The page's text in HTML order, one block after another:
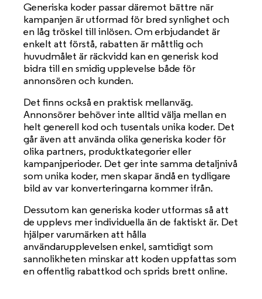
Generiska koder passar däremot bättre när
kampanjen är utformad för bred synlighet och
en låg tröskel till inlösen. Om erbjudandet är
enkelt att förstå, rabatten är måttlig och
huvudmålet är räckvidd kan en generisk kod
bidra till en smidig upplevelse både för
annonsören och kunden.
Det finns också en praktisk mellanväg.
Annonsörer behöver inte alltid välja mellan en
helt generell kod och tusentals unika koder. Det
går även att använda olika generiska koder för
olika partners, produktkategorier eller
kampanjperioder. Det ger inte samma detaljnivå
som unika koder, men skapar ändå en tydligare
bild av var konverteringarna kommer ifrån.
Dessutom kan generiska koder utformas så att
de upplevs mer individuella än de faktiskt är. Det
hjälper varumärken att hålla
användarupplevelsen enkel, samtidigt som
sannolikheten minskar att koden uppfattas som
en offentlig rabattkod och sprids brett online.